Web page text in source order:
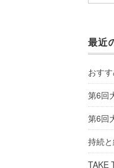
最近
おす
第6回
第6回
持続
TAKE